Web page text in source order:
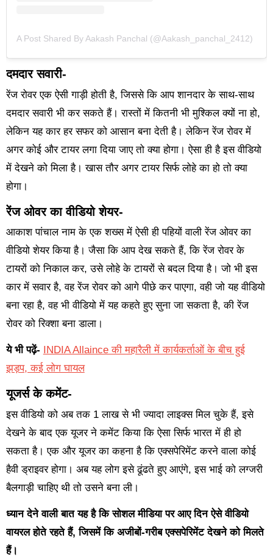
A Post Shared By Aakash Panchal (@aakash_panchal_2412)
दमदार सवारी-
रेंज रोवर एक ऐसी गाड़ी होती है, जिससे कि आप शानदार के साथ-साथ
दमदार सवारी भी कर सकते हैं। रास्तों में कितनी भी मुश्किल क्यों ना हो,
लेकिन यह कार हर सफर को आसान बना देती है। लेकिन रेंज रोवर में
अगर कोई और टायर लगा दिया जाए तो क्या होगा। ऐसा ही है इस वीडियो
में देखने को मिला है। खास तौर अगर टायर सिर्फ लोहे का हो तो क्या
होगा।
रेंज ओवर का वीडियो शेयर-
आकाश पांचाल नाम के एक शख्स में ऐसी ही पहियों वाली रेंज ओवर का
वीडियो शेयर किया है। जैसा कि आप देख सकते हैं, कि रेंज रोवर के
टायरों को निकाल कर, उसे लोहे के टायरों से बदल दिया है। जो भी इस
कार में सवार है, वह रेंज रोवर को आगे पीछे कर पाएगा, वही जो यह वीडियो
बना रहा है, वह भी वीडियो में यह कहते हुए सुना जा सकता है, की रेंज
रोवर को रिक्शा बना डाला।
ये भी पढ़ें- INDIA Allaince की महारैली में कार्यकर्ताओं के बीच हुई
झड़प, कई लोग घायल
यूजर्स के कमेंट-
इस वीडियो को अब तक 1 लाख से भी ज्यादा लाइक्स मिल चुके हैं, इसे
देखने के बाद एक यूजर ने कमेंट किया कि ऐसा सिर्फ भारत में ही हो
सकता है। एक और यूजर का कहना है कि एक्सपेरिमेंट करने वाला कोई
हैवी ड्राइवर होगा। अब यह लोग इसे ढूंढते हुए आएंगे, इस भाई को लग्जरी
बैलगाड़ी चाहिए थी तो उसने बना ली।
ध्यान देने वाली बात यह है कि सोशल मीडिया पर आए दिन ऐसे वीडियो
वायरल होते रहते हैं, जिसमें कि अजीबों-गरीब एक्सपेरिमेंट देखने को मिलते
हैं।